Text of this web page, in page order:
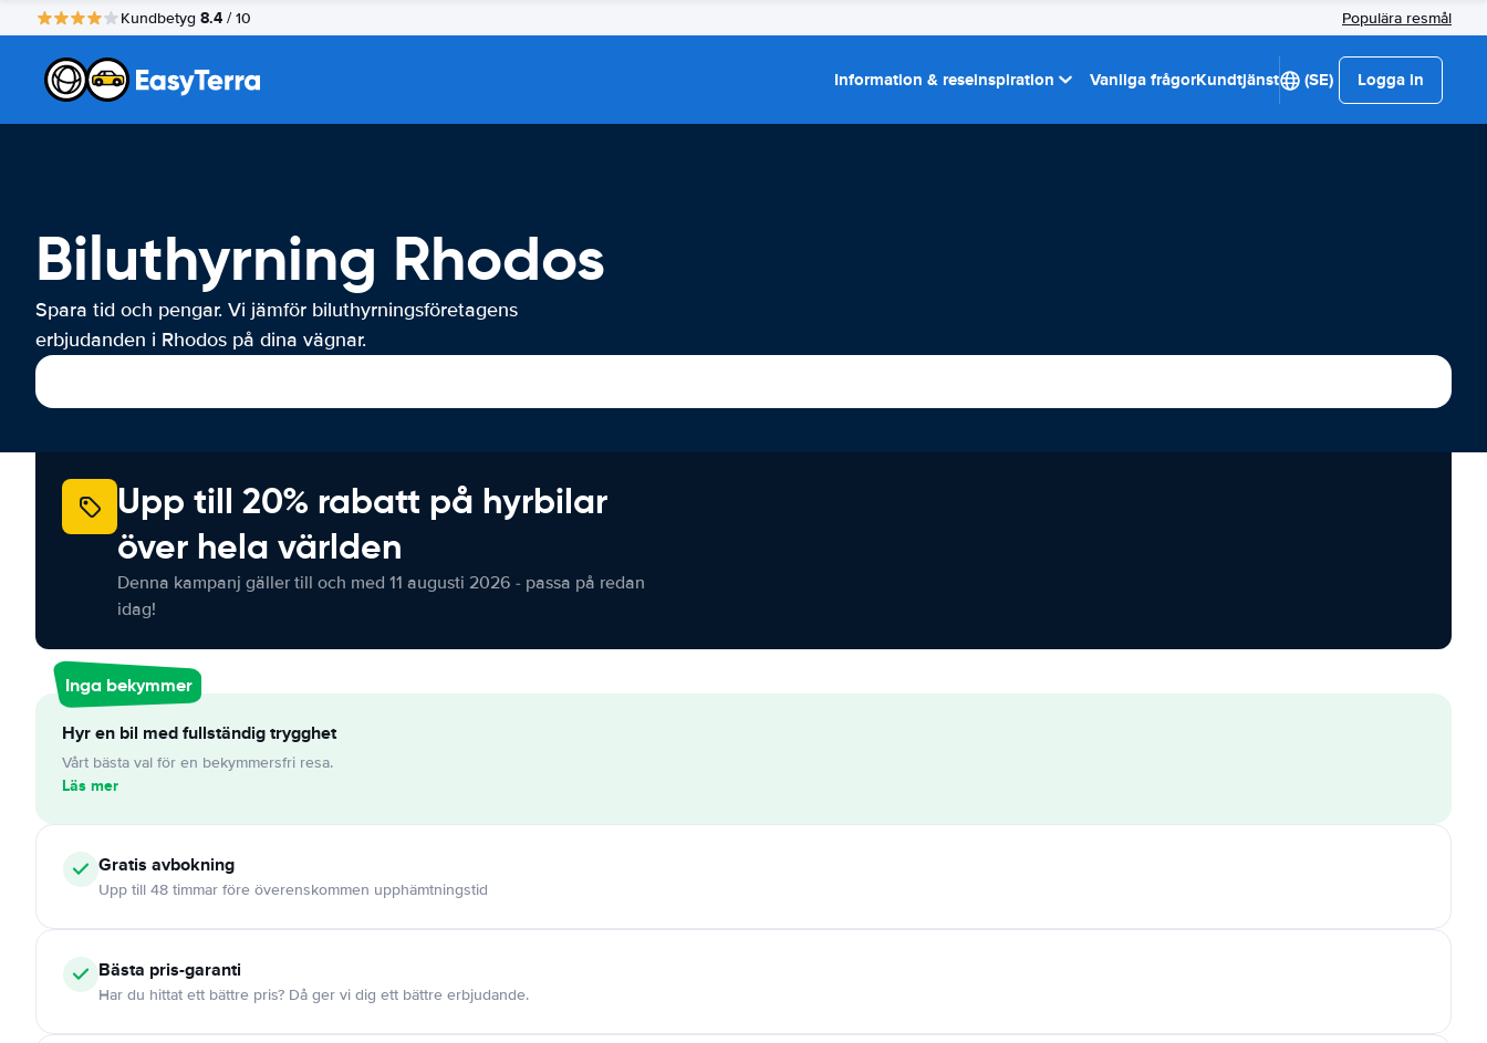
Kundbetyg 8.4 / 10 Populära resmål
Information & reseinspiration Vanliga frågorKundtjänst (SE) Logga in
Biluthyrning Rhodos
Spara tid och pengar. Vi jämför biluthyrningsföretagens
erbjudanden i Rhodos på dina vägnar.
Upp till 20% rabatt på hyrbilar
över hela världen
Denna kampanj gäller till och med 11 augusti 2026 - passa på redan
idag!
Inga bekymmer
Hyr en bil med fullständig trygghet
Vårt bästa val för en bekymmersfri resa.
Läs mer
Gratis avbokning
Upp till 48 timmar före överenskommen upphämtningstid
Bästa pris-garanti
Har du hittat ett bättre pris? Då ger vi dig ett bättre erbjudande.